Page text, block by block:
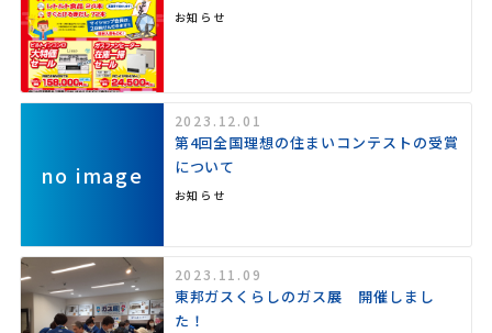
お知らせ
no image
2023.12.01
第4回全国理想の住まいコンテストの受賞
について
お知らせ
2023.11.09
東邦ガスくらしのガス展 開催しまし
た！